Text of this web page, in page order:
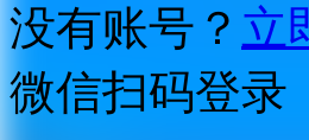
没有账号？ 立
微信扫码登录